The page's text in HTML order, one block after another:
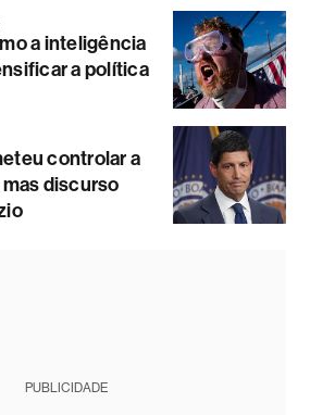
a inteligência
a política
controlar a
discurso
PUBLICIDADE